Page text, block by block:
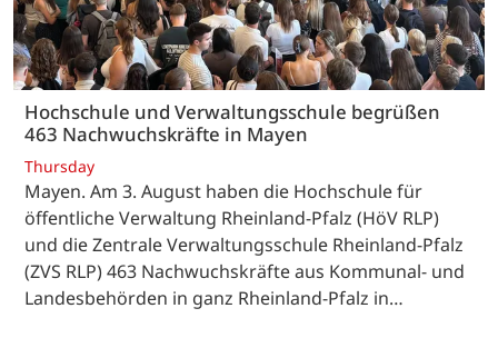
Hochschule und Verwaltungsschule begrüßen
463 Nachwuchskräfte in Mayen
Thursday
Mayen. Am 3. August haben die Hochschule für
öffentliche Verwaltung Rheinland-Pfalz (HöV RLP)
und die Zentrale Verwaltungsschule Rheinland-Pfalz
(ZVS RLP) 463 Nachwuchskräfte aus Kommunal- und
Landesbehörden in ganz Rheinland-Pfalz in…